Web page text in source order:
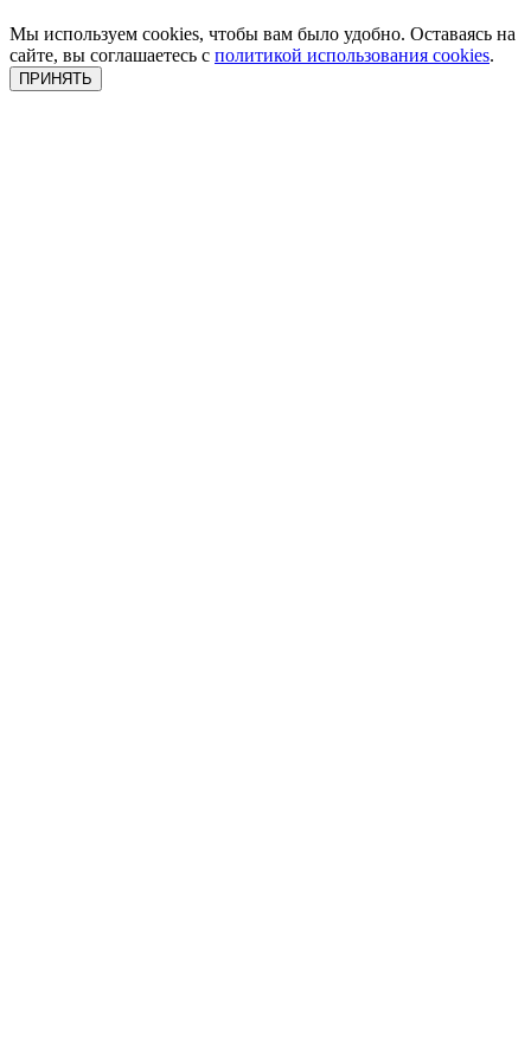
Мы используем cookies, чтобы вам было удобно. Оставаясь на
сайте, вы соглашаетесь с политикой использования cookies.
ПРИНЯТЬ